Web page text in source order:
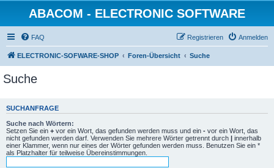
ABACOM - ELECTRONIC SOFTWARE
FAQ Anmelden
Registrieren
ELECTRONIC-SOFWARE-SHOP Foren-Übersicht Suche
Suche
SUCHANFRAGE
Suche nach Wörtern:
Setzen Sie ein + vor ein Wort, das gefunden werden muss und ein - vor ein Wort, das
nicht gefunden werden darf. Verwenden Sie mehrere Wörter getrennt durch | innerhalb
einer Klammer, wenn nur eines der Wörter gefunden werden muss. Benutzen Sie ein *
als Platzhalter für teilweise Übereinstimmungen.